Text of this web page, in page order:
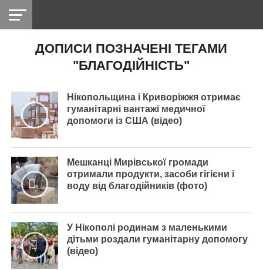
НІКОПОЛЬ
СІЧЕСЛАВСЬКА
РАДІО
ДОПИСИ ПОЗНАЧЕНІ ТЕГАМИ
"БЛАГОДІЙНІСТЬ"
Нікопольщина і Криворіжжя отримає
гуманітарні вантажі медичної
допомоги із США (відео)
Мешканці Мирівської громади
отримали продукти, засоби гігієни і
воду від благодійників (фото)
У Нікополі родинам з маленькими
дітьми роздали гуманітарну допомогу
(відео)